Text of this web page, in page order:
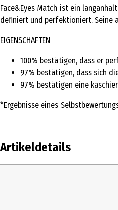
Face&Eyes Match ist ein
definiert und perfektioniert. Seine
EIGENSCHAFTEN
100% bestätigen, dass er
97% bestätigen, dass sich
97% bestätigen eine
*Ergebnisse eines
Artikeldetails